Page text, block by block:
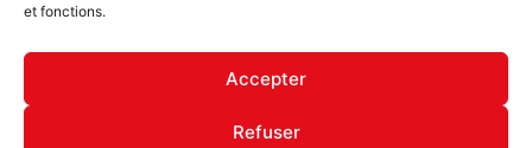
et fonctions.
Accepter
Refuser
S'inscrire à la newsletter